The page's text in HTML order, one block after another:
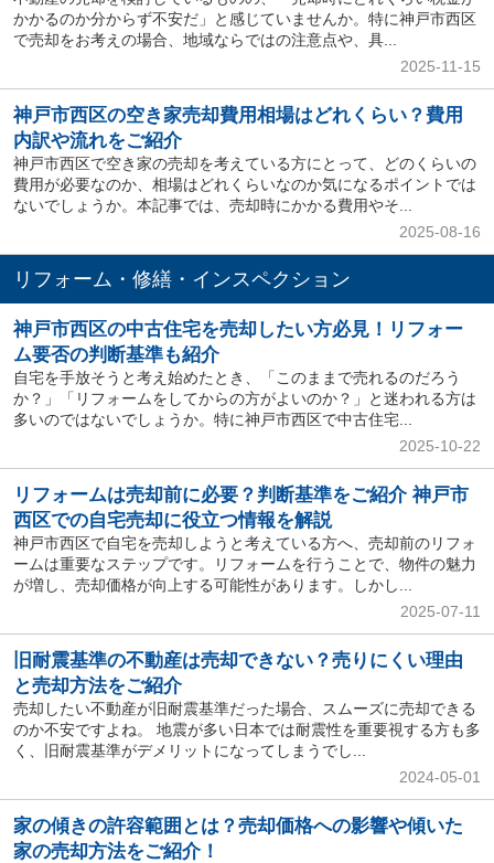
かかるのか分からず不安だ」と感じていませんか。特に神戸市西区
で売却をお考えの場合、地域ならではの注意点や、具...
2025-11-15
神戸市西区の空き家売却費用相場はどれくらい？費用
内訳や流れをご紹介
神戸市西区で空き家の売却を考えている方にとって、どのくらいの
費用が必要なのか、相場はどれくらいなのか気になるポイントでは
ないでしょうか。本記事では、売却時にかかる費用やそ...
2025-08-16
リフォーム・修繕・インスペクション
神戸市西区の中古住宅を売却したい方必見！リフォー
ム要否の判断基準も紹介
自宅を手放そうと考え始めたとき、「このままで売れるのだろう
か？」「リフォームをしてからの方がよいのか？」と迷われる方は
多いのではないでしょうか。特に神戸市西区で中古住宅...
2025-10-22
リフォームは売却前に必要？判断基準をご紹介 神戸市
西区での自宅売却に役立つ情報を解説
神戸市西区で自宅を売却しようと考えている方へ、売却前のリフォ
ームは重要なステップです。リフォームを行うことで、物件の魅力
が増し、売却価格が向上する可能性があります。しかし...
2025-07-11
旧耐震基準の不動産は売却できない？売りにくい理由
と売却方法をご紹介
売却したい不動産が旧耐震基準だった場合、スムーズに売却できる
のか不安ですよね。 地震が多い日本では耐震性を重要視する方も多
く、旧耐震基準がデメリットになってしまうでし...
2024-05-01
家の傾きの許容範囲とは？売却価格への影響や傾いた
家の売却方法をご紹介！